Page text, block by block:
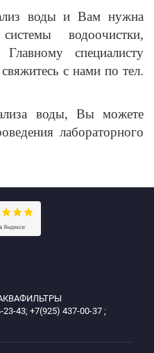
воды и Вам нужна
водоочистки,
Главному специалисту
с нами по тел.
воды, Вы можете
лабораторного
АКВАФИЛЬТРЫ
43; +7(925) 437-00-37 ;